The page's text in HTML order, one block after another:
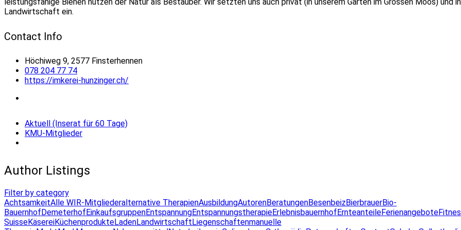
Landwirtschaft ein.
Contact Info
Höchiweg 9, 2577 Finsterhennen
078 204 77 74
https://imkerei-hunzinger.ch/
Aktuell (Inserat für 60 Tage)
KMU-Mitglieder
Author Listings
Filter by category
AchtsamkeitAlle WIR-Mitgliederalternative TherapienAusbildungAutorenBeratungenBesenbeizBierbrauerBio-
BauernhofDemeterhofEinkaufsgruppenEntspannungEntspannungstherapieErlebnisbauernhofErnteanteileFerienangebote
SuisseKäsereiKüchenprodukteLadenLandwirtschaftLiegenschaftenmanuelle